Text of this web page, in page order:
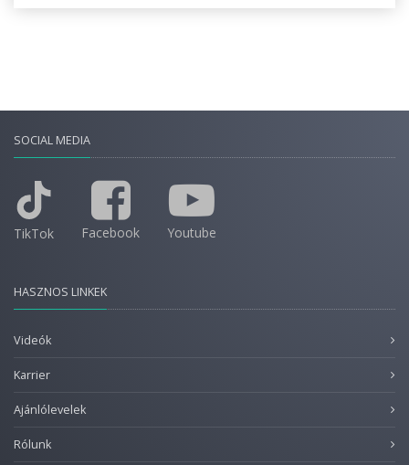
SOCIAL MEDIA
TikTok Facebook Youtube
HASZNOS LINKEK
Videók
Karrier
Ajánlólevelek
Rólunk